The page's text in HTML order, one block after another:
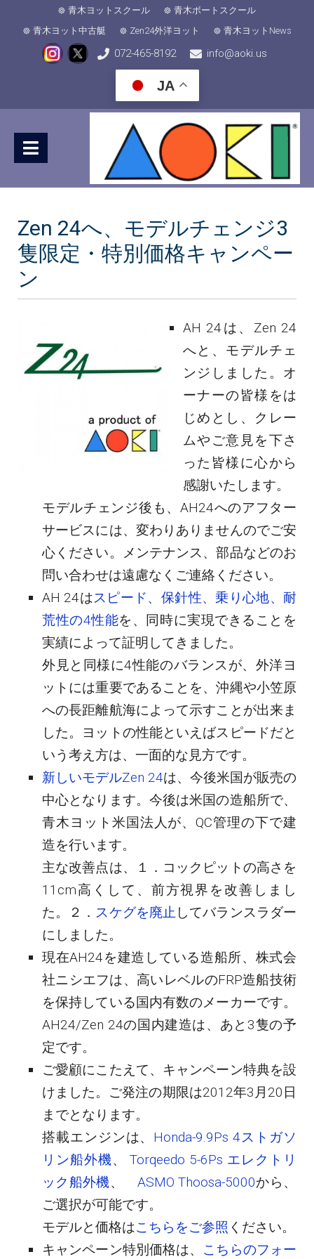
青木ヨットスクール
青木ボートスクール
青木ヨット中古艇
Zen24外洋ヨット 青木ヨットNews
072-465-8192 info@aoki.us
JA
Zen 24へ、モデルチェンジ3
隻限定・特別価格キャンペー
ン
AH 24は、Zen 24
へと、モデルチェ
ンジしました。オ
ーナーの皆様をは
じめとし、クレー
ムやご意見を下さ
った皆様に心から
感謝いたします。
モデルチェンジ後も、AH24へのアフター
サービスには、変わりありませんのでご安
心ください。メンテナンス、部品などのお
問い合わせは遠慮なくご連絡ください。
AH 24はスピード、保針性、乗り心地、耐
荒性の4性能を、同時に実現できることを
実績によって証明してきました。
外見と同様に4性能のバランスが、外洋ヨ
ットには重要であることを、沖縄や小笠原
への長距離航海によって示すことが出来ま
した。ヨットの性能といえばスピードだと
いう考え方は、一面的な見方です。
新しいモデルZen 24は、今後米国が販売の
中心となります。今後は米国の造船所で、
青木ヨット米国法人が、QC管理の下で建
造を行います。
主な改善点は、１．コックピットの高さを
11cm高くして、前方視界を改善しまし
た。２． スケグを廃止 してバランスラダー
にしました。
現在AH24を建造している造船所、株式会
社ニシエフは、高いレベルのFRP造船技術
を保持している国内有数のメーカーです。
AH24/Zen 24の国内建造は、あと3隻の予
定です。
ご愛顧にこたえて、キャンペーン特典を設
けました。ご発注の期限は2012年3月20日
までとなります。
搭載エンジンは、 Honda-9.9Ps 4ストガソ
リン船外機、
Torqeedo 5-6Ps エレクトリ
ック船外機、 ASMO Thoosa-5000から、
ご選択が可能です。
モデルと価格はこちらをご参照 ください。
キャンペーン特別価格は、 こちらのフォー